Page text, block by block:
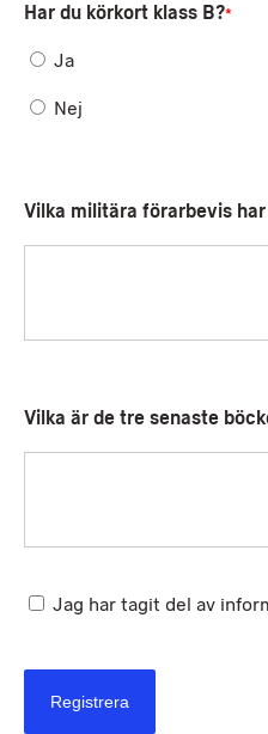
Har du körkort klass B?*
Ja
Nej
Vilka militära förarbevis har
Vilka är de tre senaste
Jag har tagit del av